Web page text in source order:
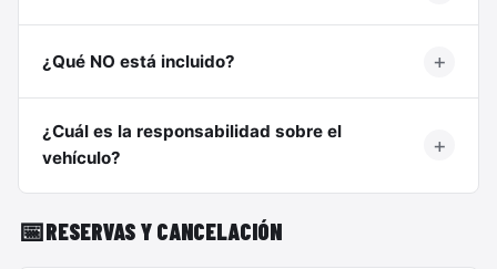
¿Qué NO está incluido?
¿Cuál es la responsabilidad sobre el
vehículo?
📅RESERVAS Y CANCELACIÓN